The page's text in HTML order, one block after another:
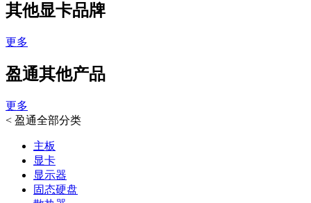
其他显卡品牌
更多
盈通其他产品
更多
< 盈通全部分类
主板
显卡
显示器
固态硬盘